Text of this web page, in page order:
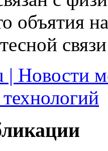
объятия
| Новости